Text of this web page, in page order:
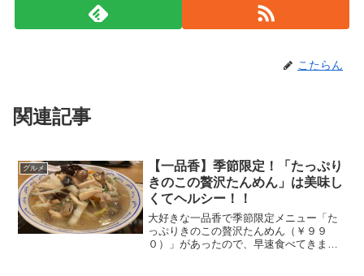
こたらん
関連記事
グルメ
【一品香】季節限定！「たっぷり
きのこの贅沢たんめん」は美味し
くてヘルシー！！
大好きな一品香で季節限定メニュー「た
っぷりきのこの贅沢たんめん（￥９９
０）」があったので、早速食べてきまし